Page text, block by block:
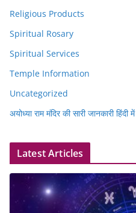
Religious Products
Spiritual Rosary
Spiritual Services
Temple Information
Uncategorized
अयोध्या राम मंदिर की सारी जानकारी हिंदी में
Latest Articles